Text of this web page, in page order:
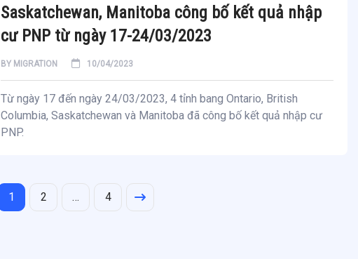
Saskatchewan, Manitoba công bố kết quả nhập
cư PNP từ ngày 17-24/03/2023
BY MIGRATION 10/04/2023
Từ ngày 17 đến ngày 24/03/2023, 4 tỉnh bang Ontario, British
Columbia, Saskatchewan và Manitoba đã công bố kết quả nhập cư
PNP.
1 2 … 4